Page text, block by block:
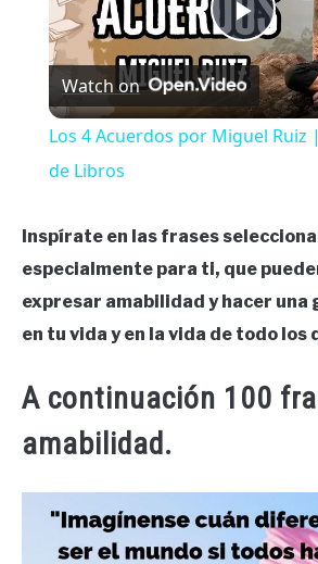
Play
Watch on
Los 4 Acuerdos por Miguel Ruiz
de Libros
Inspírate en las frases
especialmente para ti, que
expresar amabilidad y hacer
en tu vida y en la vida de todo los
A continuación 100
amabilidad.